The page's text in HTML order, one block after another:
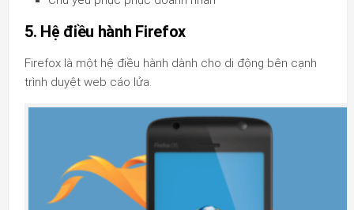
5. Hệ điều hành Firefox
Firefox là một hệ điều hành dành cho di động bên cạnh
trình duyệt web cáo lửa.